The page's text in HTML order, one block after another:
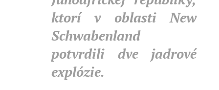
ktorí v oblasti New
Schwabenland
potvrdili dve jadrové
explózie.